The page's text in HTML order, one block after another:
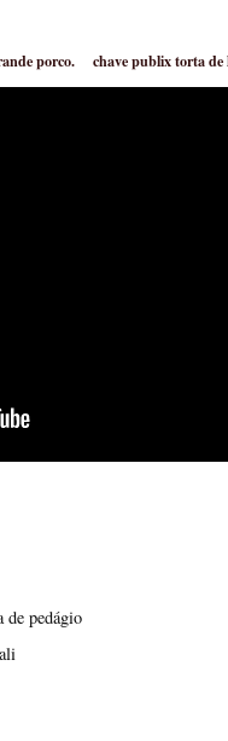
porco. chave publix torta
de pedágio